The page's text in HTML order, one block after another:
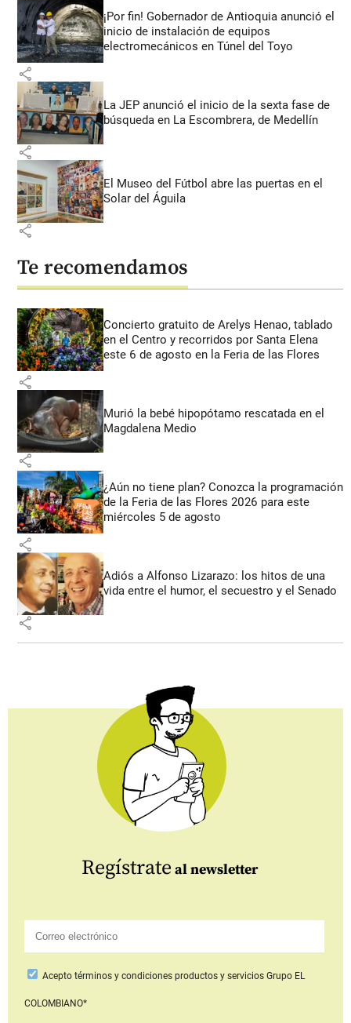
¡Por fin! Gobernador de Antioquia anunció el
inicio de instalación de equipos
electromecánicos en Túnel del Toyo
share
La JEP anunció el inicio de la sexta fase de
búsqueda en La Escombrera, de Medellín
share
El Museo del Fútbol abre las puertas en el
Solar del Águila
share
Te recomendamos
Concierto gratuito de Arelys Henao, tablado
en el Centro y recorridos por Santa Elena
este 6 de agosto en la Feria de las Flores
share
Murió la bebé hipopótamo rescatada en el
Magdalena Medio
share
¿Aún no tiene plan? Conozca la programación
de la Feria de las Flores 2026 para este
miércoles 5 de agosto
share
Adiós a Alfonso Lizarazo: los hitos de una
vida entre el humor, el secuestro y el Senado
share
Regístrate al newsletter
Aceptotérminos y condiciones productos y serviciosGrupo EL
COLOMBIANO*